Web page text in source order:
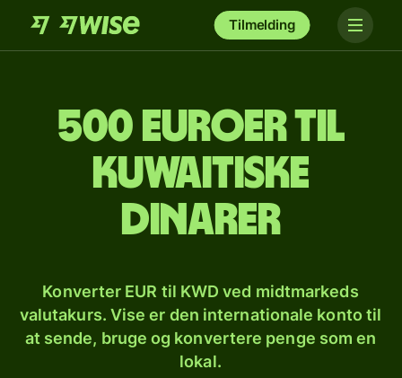
Tilmelding
500 euroer til
kuwaitiske
dinarer
Konverter EUR til KWD ved midtmarkeds
valutakurs. Vise er den internationale konto til
at sende, bruge og konvertere penge som en
lokal.